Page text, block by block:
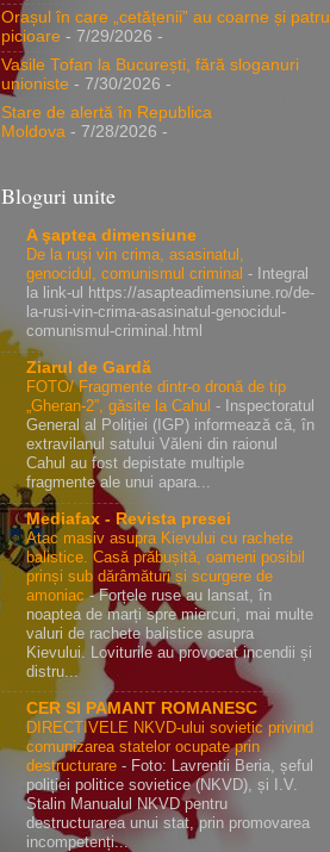
Orașul în care „cetățenii” au coarne și patru
picioare - 7/29/2026 -
Vasile Tofan la București, fără sloganuri
unioniste - 7/30/2026 -
Stare de alertă în Republica
Moldova - 7/28/2026 -
Bloguri unite
A şaptea dimensiune
De la ruși vin crima, asasinatul,
genocidul, comunismul criminal - Integral
la link-ul https://asapteadimensiune.ro/de-
la-rusi-vin-crima-asasinatul-genocidul-
comunismul-criminal.html
Ziarul de Gardă
FOTO/ Fragmente dintr-o dronă de tip
„Gheran-2”, găsite la Cahul - Inspectoratul
General al Poliției (IGP) informează că, în
extravilanul satului Văleni din raionul
Cahul au fost depistate multiple
fragmente ale unui apara...
Mediafax - Revista presei
Atac masiv asupra Kievului cu rachete
balistice. Casă prăbușită, oameni posibil
prinși sub dărâmături și scurgere de
amoniac-Forțele ruse au lansat, în
noaptea de marți spre miercuri, mai multe
valuri de rachete balistice asupra
Kievului. Loviturile au provocat incendii și
distru...
CER SI PAMANT ROMANESC
DIRECTIVELE NKVD-ului sovietic privind
comunizarea statelor ocupate prin
destructurare - Foto: Lavrentii Beria, șeful
poliției politice sovietice (NKVD), și I.V.
Stalin Manualul NKVD pentru
destructurarea unui stat, prin promovarea
incompetenți...